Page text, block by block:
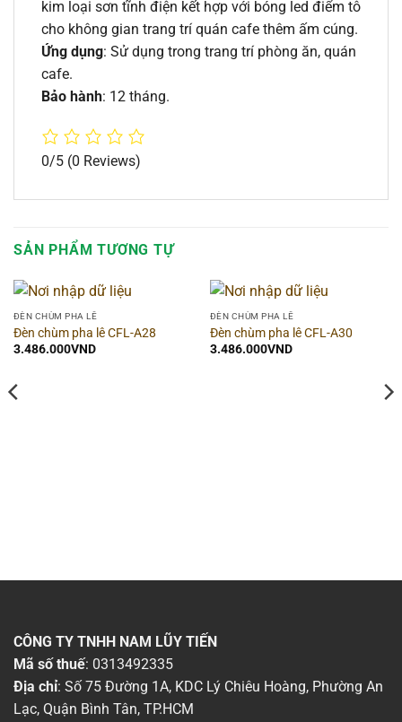
kim loại sơn tĩnh điện kết hợp với bóng led điểm tô
cho không gian trang trí quán cafe thêm ấm cúng.
Ứng dụng: Sử dụng trong trang trí phòng ăn, quán
cafe.
Bảo hành: 12 tháng.
0/5 (0 Reviews)
SẢN PHẨM TƯƠNG TỰ
ĐÈN CHÙM PHA LÊ
Đèn chùm pha lê CFL-A28
3.486.000VND
ĐÈN CHÙM PHA LÊ
Đèn chùm pha lê CFL-A30
3.486.000VND
CÔNG TY TNHH NAM LŨY TIẾN
Mã số thuế: 0313492335
Địa chỉ: Số 75 Đường 1A, KDC Lý Chiêu Hoàng, Phường An
Lạc, Quận Bình Tân, TP.HCM